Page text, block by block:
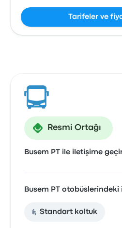
Tarifeler ve
Resmi Ortağı
Busem PT ile iletişime
Busem PT
Standart koltuk